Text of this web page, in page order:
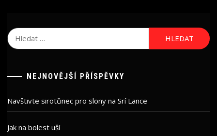
Vyhledávání
NEJNOVĚJŠÍ PŘÍSPĚVKY
Navštivte sirotčinec pro slony na Srí Lance
Jak na bolest uší